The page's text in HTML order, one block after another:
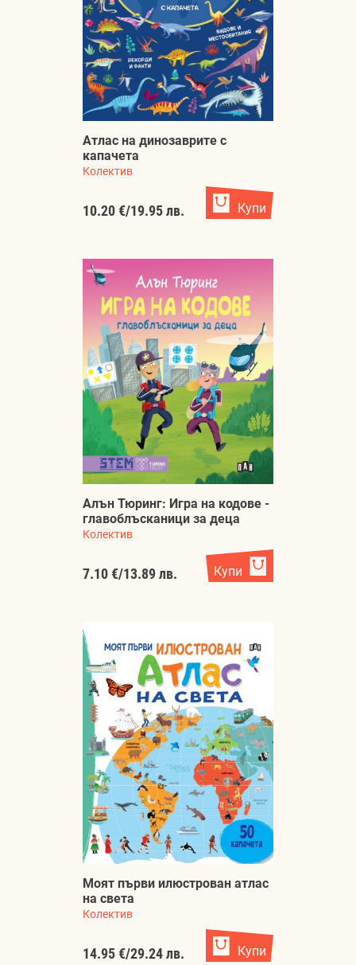
Атлас на динозаврите с
капачета
Колектив
10.20 €/19.95 лв. Купи
Алън Тюринг: Игра на кодове -
главоблъсканици за деца
Колектив
7.10 €/13.89 лв. Купи
Моят първи илюстрован атлас
на света
Колектив
14.95 €/29.24 лв. Купи